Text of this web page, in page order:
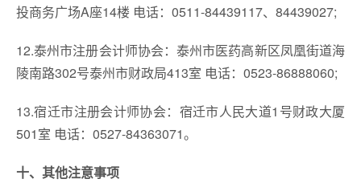
投商务广场A座14楼 电话：0511-84439117、84439027;
12.泰州市注册会计师协会：泰州市医药高新区凤凰街道海
陵南路302号泰州市财政局413室 电话：0523-86888060;
13.宿迁市注册会计师协会：宿迁市人民大道1号财政大厦
501室 电话：0527-84363071。
十、其他注意事项